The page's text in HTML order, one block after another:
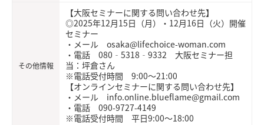
その他情報
【大阪セミナーに関する問い合わせ先】
◎2025年12月15日（月）・12月16日（火）開催
セミナー
・メール osaka@lifechoice-woman.com
・電話 080‐5318‐9332 大阪セミナー担
当：坪倉さん
※電話受付時間 9:00～21:00
【オンラインセミナーに関する問い合わせ先】
・メール info.online.blueflame@gmail.com
・電話 090-9727-4149
※電話受付時間 平日9:00～18:00